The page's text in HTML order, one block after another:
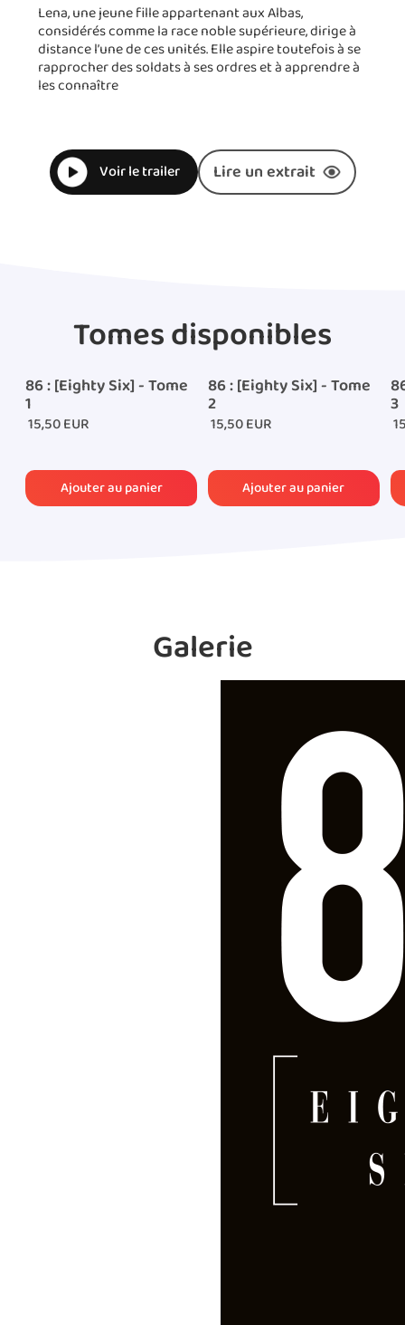
Lena, une jeune fille appartenant aux Albas,
considérés comme la race noble supérieure, dirige à
distance l’une de ces unités. Elle aspire toutefois à se
rapprocher des soldats à ses ordres et à apprendre à
les connaître
Voir le trailer Lire un extrait
Tomes disponibles
86 : [Eighty Six] - Tome
1
15,50 EUR
86 : [Eighty Six] - Tome
2
15,50 EUR
3
Galerie